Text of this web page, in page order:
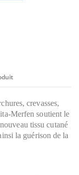
crevasses,
Merfen soutient le
tissu cutané
la guérison de la